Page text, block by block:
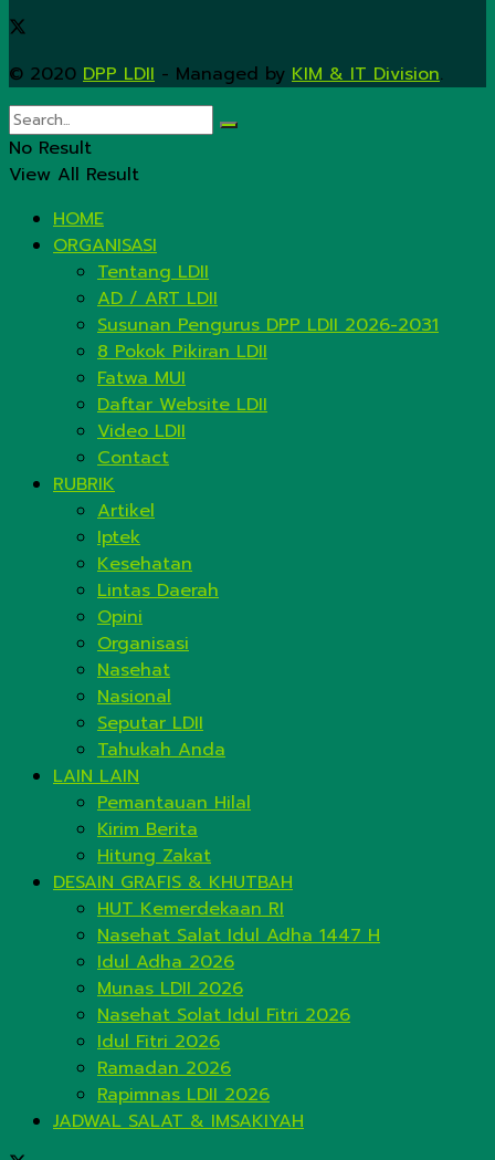
© 2020 DPP LDII - Managed by KIM & IT Division.
No Result
View All Result
HOME
ORGANISASI
Tentang LDII
AD / ART LDII
Susunan Pengurus DPP LDII 2026-2031
8 Pokok Pikiran LDII
Fatwa MUI
Daftar Website LDII
Video LDII
Contact
RUBRIK
Artikel
Iptek
Kesehatan
Lintas Daerah
Opini
Organisasi
Nasehat
Nasional
Seputar LDII
Tahukah Anda
LAIN LAIN
Pemantauan Hilal
Kirim Berita
Hitung Zakat
DESAIN GRAFIS & KHUTBAH
HUT Kemerdekaan RI
Nasehat Salat Idul Adha 1447 H
Idul Adha 2026
Munas LDII 2026
Nasehat Solat Idul Fitri 2026
Idul Fitri 2026
Ramadan 2026
Rapimnas LDII 2026
JADWAL SALAT & IMSAKIYAH